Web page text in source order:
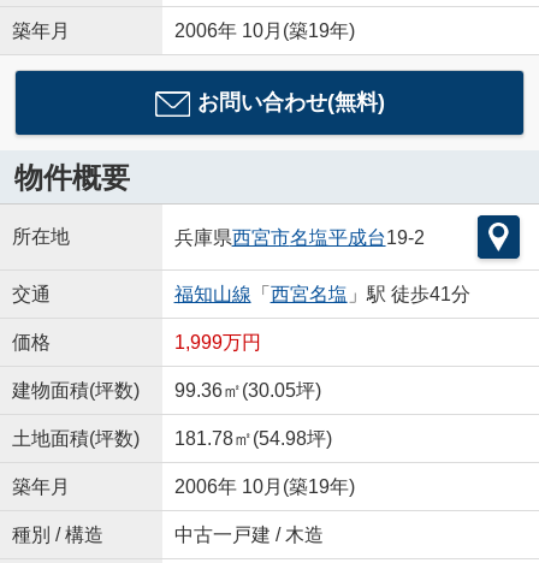
築年月 2006年 10月(築19年)
お問い合わせ(無料)
物件概要
所在地 兵庫県西宮市名塩平成台19-2
交通 福知山線 「 西宮名塩 」駅 徒歩41分
価格 1,999万円
建物面積(坪数) 99.36㎡(30.05坪)
土地面積(坪数) 181.78㎡(54.98坪)
築年月 2006年 10月(築19年)
種別 / 構造 中古一戸建 / 木造